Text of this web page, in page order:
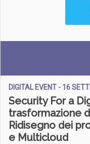
DIGITAL EVENT - 16
Security For a
trasformazione
Ridisegno dei
e Multicloud